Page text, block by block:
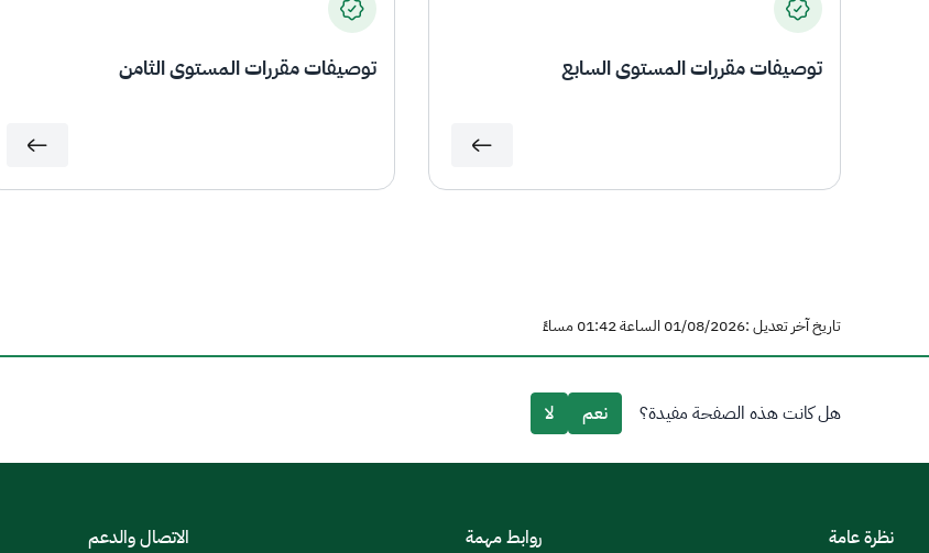
توصيفات مقررات المستوى السابع توصيفات مقررات المستوى الثامن
تاريخ آخر تعديل :01/08/2026 الساعة 01:42 مساءً
هل كانت هذه الصفحة مفيدة؟ نعم لا
نظرة عامة روابط مهمة الاتصال والدعم